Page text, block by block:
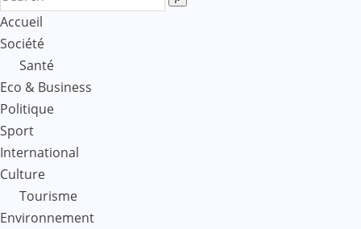
Accueil
Société
Santé
Eco & Business
Politique
Sport
International
Culture
Tourisme
Environnement